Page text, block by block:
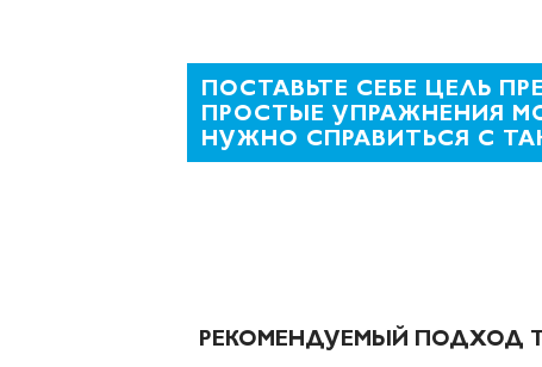
ПОСТАВЬТЕ СЕБЕ ЦЕЛЬ
ПРОСТЫЕ УПРАЖНЕНИЯ
НУЖНО СПРАВИТЬСЯ С
РЕКОМЕНДУЕМЫЙ ПОДХОД